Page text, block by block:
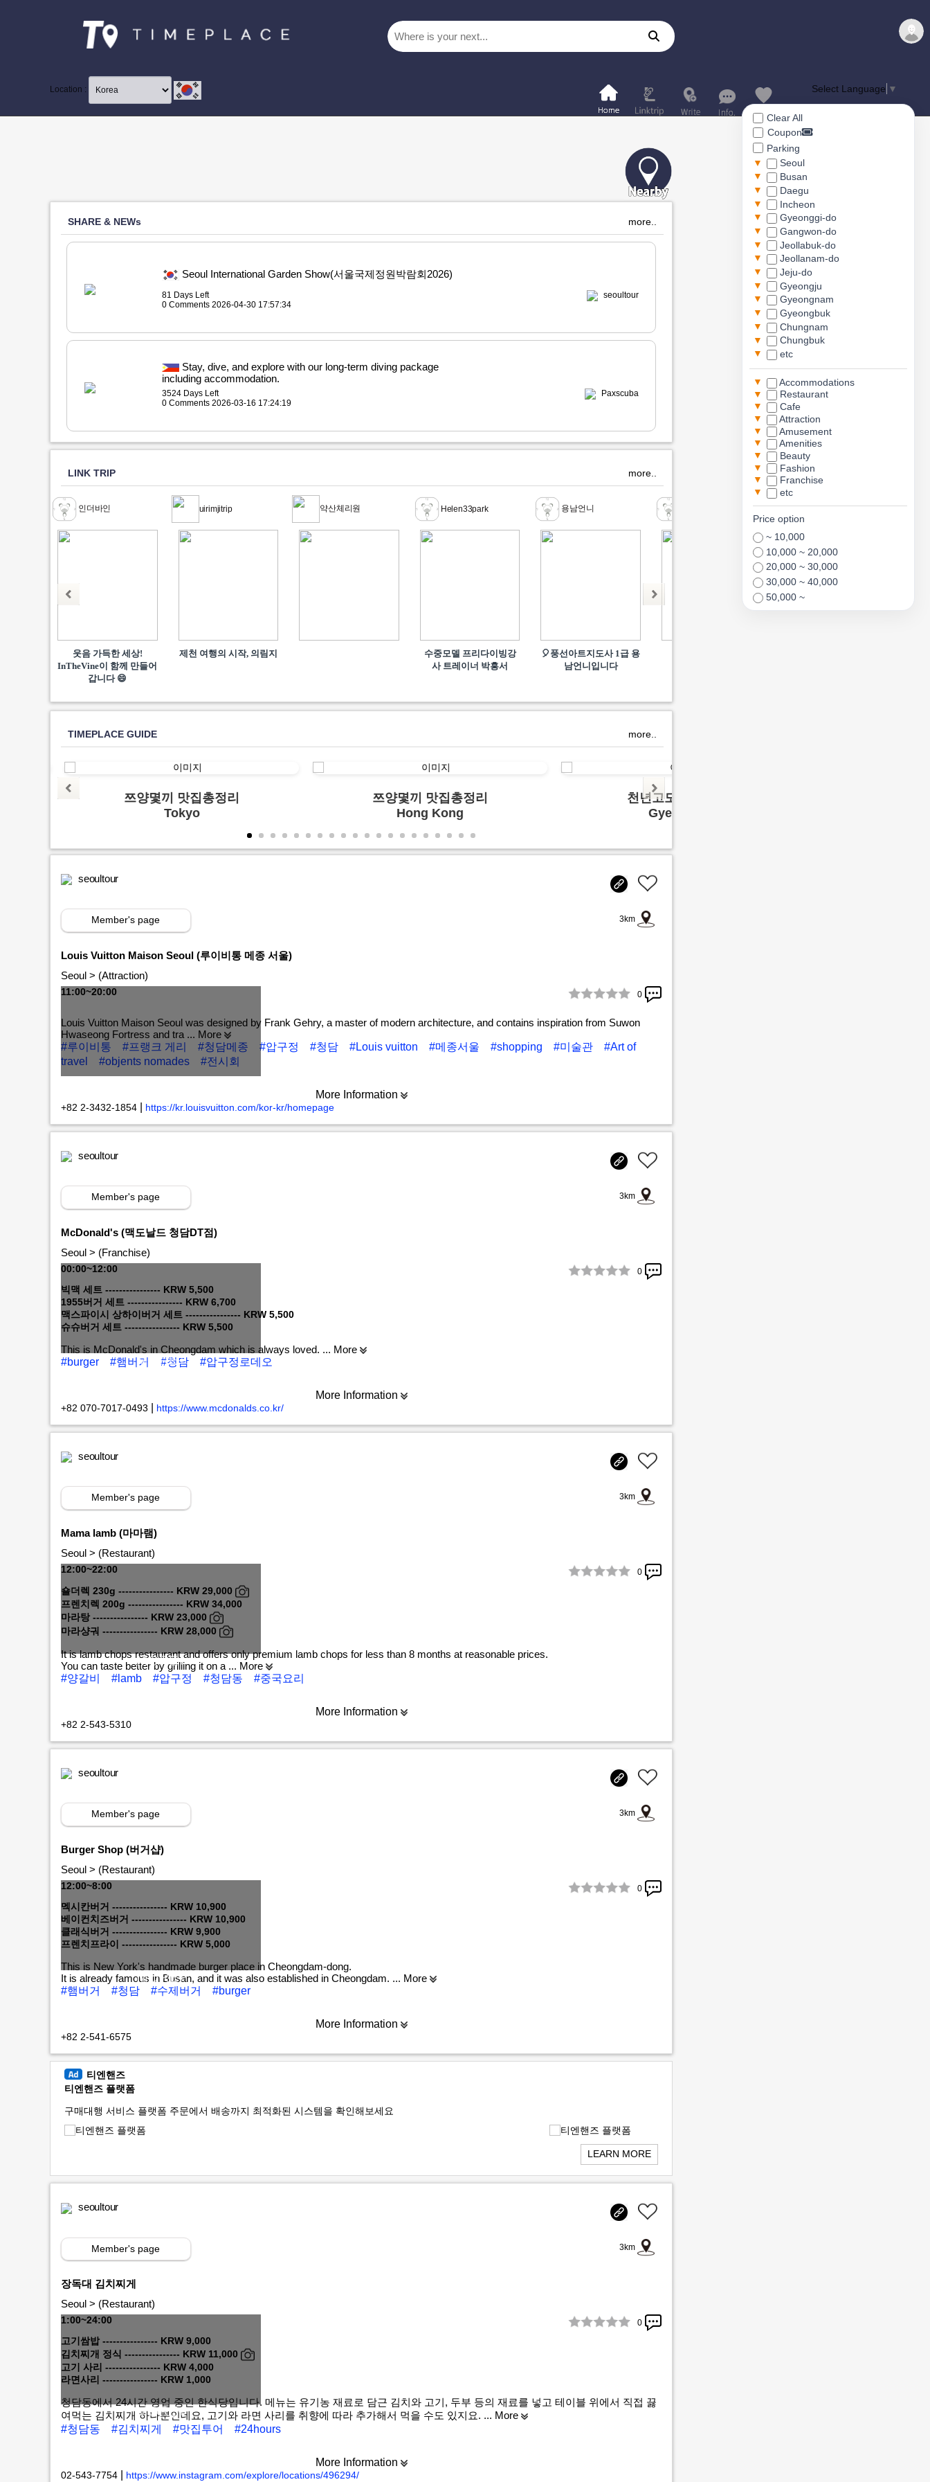
Location : Select Language ▼
SHARE & NEWs more..
Seoul International Garden Show(서울국제정원박람회2026)
81 Days Left
0 Comments 2026-04-30 17:57:34
seoultour
Stay, dive, and explore with our long-term diving package
including accommodation.
3524 Days Left
0 Comments 2026-03-16 17:24:19
Paxscuba
LINK TRIP more..
인더바인
웃음 가득한 세상!
InTheVine이 함께​ 만들어
갑니다 😄
uirimjitrip
제천 여행의 시작, 의림지
약산체리원 Helen33park
수중모델 프리다이빙강
사 트레이너 박흥서
용남언니
🎈풍선아트지도사 1급 용
남언니입니다
유호재티룸
TIMEPLACE GUIDE more..
쯔양몇끼 맛집총정리
Tokyo
쯔양몇끼 맛집총정리
Hong Kong
천년고도 경주여행
Gyeong ju
seoultour
3km
Member's page
Louis Vuitton Maison Seoul (루이비통 메종 서울)
Seoul > (Attraction)
0
11:00~20:00
Louis Vuitton Maison Seoul was designed by Frank Gehry, a master of modern architecture, and contains inspiration from Suwon
Hwaseong Fortress and tra ... More
#루이비통
#프랭크 게리 #청담메종 #압구정 #청담 #Louis vuitton #메종서울 #shopping #미술관
#Art of
travel
#objents nomades #전시회
More Information
+82 2-3432-1854 https://kr.louisvuitton.com/kor-kr/homepage
seoultour
3km
Member's page
McDonald's (맥도날드 청담DT점)
Seoul > (Franchise)
MORE+
0
00:00~12:00
빅맥 세트 ---------------- KRW 5,500
1955버거 세트 ---------------- KRW 6,700
맥스파이시 상하이버거 세트 ---------------- KRW 5,500
슈슈버거 세트 ---------------- KRW 5,500
This is McDonald's in Cheongdam which is always loved. ... More
#burger
#햄버거 #청담 #압구정로데오
More Information
+82 070-7017-0493 https://www.mcdonalds.co.kr/
seoultour
3km
Member's page
Mama lamb (마마램)
Seoul > (Restaurant)
MORE+
0
12:00~22:00
숄더렉 230g ---------------- KRW 29,000
프렌치렉 200g ---------------- KRW 34,000
마라탕 ---------------- KRW 23,000
마라샹궈 ---------------- KRW 28,000
It is lamb chops restaurant and offers only premium lamb chops for less than 8 months at reasonable prices.
You can taste better by grilling it on a ... More
#양갈비
#lamb #압구정 #청담동 #중국요리
More Information
+82 2-543-5310
seoultour
3km
Member's page
Burger Shop (버거샵)
Seoul > (Restaurant)
MORE+
0
12:00~8:00
멕시칸버거 ---------------- KRW 10,900
베이컨치즈버거 ---------------- KRW 10,900
클래식버거 ---------------- KRW 9,900
프렌치프라이 ---------------- KRW 5,000
This is New York's handmade burger place in Cheongdam-dong.
It is already famous in Busan, and it was also established in Cheongdam. ... More
#햄버거
#청담 #수제버거 #burger
More Information
+82 2-541-6575
티엔핸즈
티엔핸즈 플랫폼
구매대행 서비스 플랫폼 주문에서 배송까지 최적화된 시스템을 확인해보세요
LEARN MORE
seoultour
3km
Member's page
장독대 김치찌게
Seoul > (Restaurant)
MORE+
0
1:00~24:00
고기쌈밥 ---------------- KRW 9,000
김치찌개 정식 ---------------- KRW 11,000
고기 사리 ---------------- KRW 4,000
라면사리 ---------------- KRW 1,000
청담동에서 24시간 영업 중인 한식당입니다. 메뉴는 유기농 재료로 담근 김치와 고기, 두부 등의 재료를 넣고 테이블 위에서 직접 끓
여먹는 김치찌개 하나뿐인데요, 고기와 라면 사리를 취향에 따라 추가해서 먹을 수도 있지요. ... More
#청담동
#김치찌게 #맛집투어 #24hours
More Information
02-543-7754 https://www.instagram.com/explore/locations/496294/
Clear All
Coupon
Parking
▼
Seoul
▼
Busan
▼
Daegu
▼
Incheon
▼
Gyeonggi-do
▼
Gangwon-do
▼
Jeollabuk-do
▼
Jeollanam-do
▼
Jeju-do
▼
Gyeongju
▼
Gyeongnam
▼
Gyeongbuk
▼
Chungnam
▼
Chungbuk
▼
etc
▼
Accommodations
▼
Restaurant
▼
Cafe
▼
Attraction
▼
Amusement
▼
Amenities
▼
Beauty
▼
Fashion
▼
Franchise
▼
etc
Price option
~ 10,000
10,000 ~ 20,000
20,000 ~ 30,000
30,000 ~ 40,000
50,000 ~